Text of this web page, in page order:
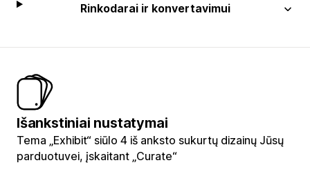
Rinkodarai ir konvertavimui
Išankstiniai nustatymai
Tema „Exhibit“ siūlo 4 iš anksto sukurtų dizainų Jūsų
parduotuvei, įskaitant „Curate“